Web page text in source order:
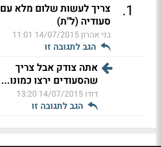
1
.
צריך לעשות שלום מלא עם
סעודיה (ל"ת)
בני אהרון14/07/2015 11:01
הגב לתגובה זו
אתה צודק אבל צריך
שהסעודים ירצו כמונו...
דודו14/07/2015 13:20
הגב לתגובה זו